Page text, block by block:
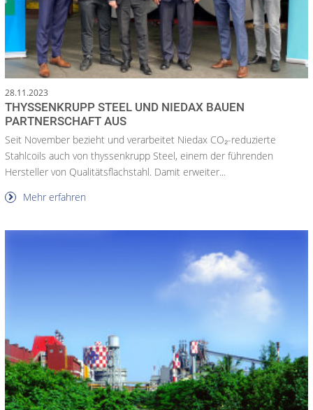
28.11.2023
THYSSENKRUPP STEEL UND NIEDAX BAUEN
PARTNERSCHAFT AUS
Seit November bezieht und verarbeitet Niedax CO₂-reduzierte
Stahlcoils auch von thyssenkrupp Steel, einem der führenden
Hersteller von Qualitätsflachstahl. Damit erweiter...
Mehr erfahren